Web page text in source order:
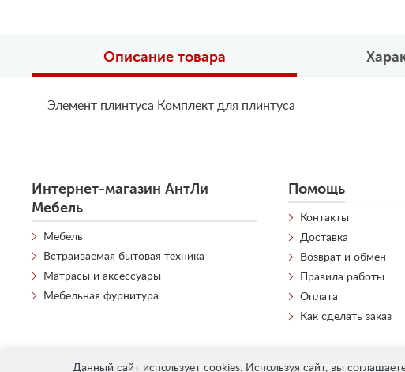
Данный сайт использует cookies. Используя сайт, вы
Описание товара
Элемент плинтуса Комплект для плинтуса
Интернет-магазин АнтЛи
Мебель
Мебель
Встраиваемая бытовая техника
Матрасы и аксессуары
Мебельная фурнитура
Помощь
Контакты
Доставка
Возврат и обмен
Правила работы
Оплата
Как сделать заказ